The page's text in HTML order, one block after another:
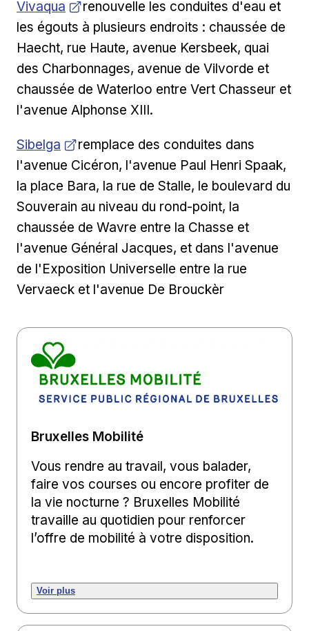
Ouvrir dans une nouvelle fenêtre
Vivaqua
renouvelle les conduites d'eau et
les égouts à plusieurs endroits : chaussée de
Haecht, rue Haute, avenue Kersbeek, quai
des Charbonnages, avenue de Vilvorde et
chaussée de Waterloo entre Vert Chasseur et
l'avenue Alphonse XIII.
Ouvrir dans une nouvelle fenêtre
Sibelga
remplace des conduites dans
l'avenue Cicéron, l'avenue Paul Henri Spaak,
la place Bara, la rue de Stalle, le boulevard du
Souverain au niveau du rond-point, la
chaussée de Wavre entre la Chasse et
l'avenue Général Jacques, et dans l'avenue
de l'Exposition Universelle entre la rue
Vervaeck et l'avenue De Brouckèr
Bruxelles Mobilité
Vous rendre au travail, vous balader,
faire vos courses ou encore profiter de
la vie nocturne ? Bruxelles Mobilité
travaille au quotidien pour renforcer
l’offre de mobilité à votre disposition.
Voir plus